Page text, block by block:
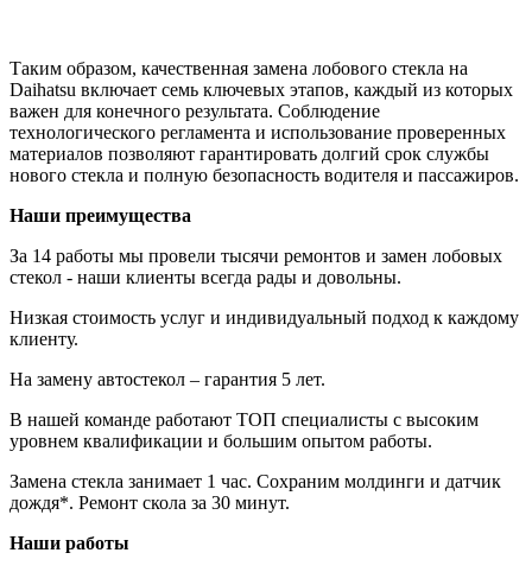
Таким образом, качественная замена лобового стекла на
Daihatsu включает семь ключевых этапов, каждый из которых
важен для конечного результата. Соблюдение
технологического регламента и использование проверенных
материалов позволяют гарантировать долгий срок службы
нового стекла и полную безопасность водителя и пассажиров.
Наши преимущества
За 14 работы мы провели тысячи ремонтов и замен лобовых
стекол - наши клиенты всегда рады и довольны.
Низкая стоимость услуг и индивидуальный подход к каждому
клиенту.
На замену автостекол – гарантия 5 лет.
В нашей команде работают ТОП специалисты с высоким
уровнем квалификации и большим опытом работы.
Замена стекла занимает 1 час. Сохраним молдинги и датчик
дождя*. Ремонт скола за 30 минут.
Наши работы